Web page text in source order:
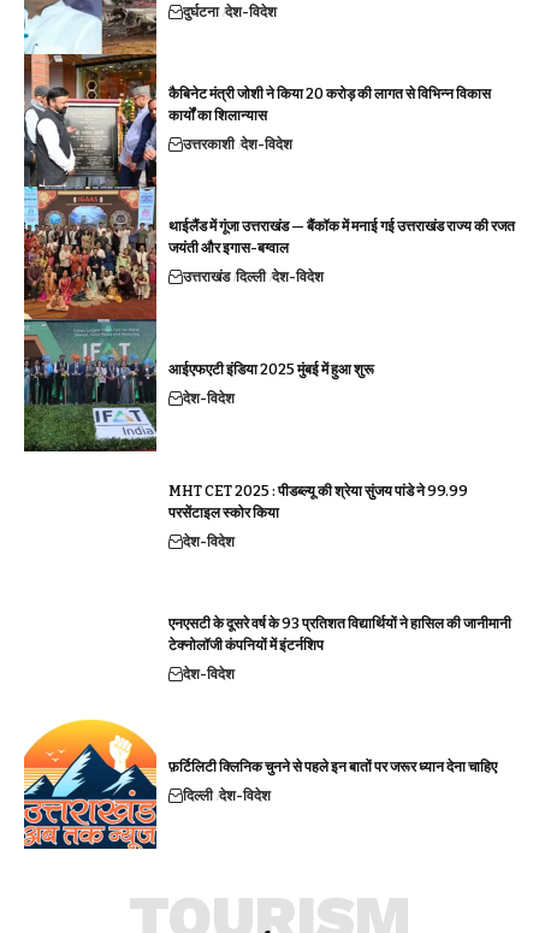
दुर्घटना देश-विदेश
कैबिनेट मंत्री जोशी ने किया 20 करोड़ की लागत से विभिन्न विकास
कार्यों का शिलान्यास
उत्तरकाशी देश-विदेश
थाईलैंड में गूंजा उत्तराखंड — बैंकॉक में मनाई गई उत्तराखंड राज्य की रजत
जयंती और इगास-बग्वाल
उत्तराखंड दिल्ली देश-विदेश
आईएफएटी इंडिया 2025 मुंबई में हुआ शुरू
देश-विदेश
MHT CET 2025 : पीडब्ल्यू की श्रेया सुंजय पांडे ने 99.99
परसेंटाइल स्कोर किया
देश-विदेश
एनएसटी के दूसरे वर्ष के 93 प्रतिशत विद्यार्थियों ने हासिल की जानीमानी
टेक्नोलॉजी कंपनियों में इंटर्नशिप
देश-विदेश
फ़र्टिलिटी क्लिनिक चुनने से पहले इन बातों पर जरूर ध्यान देना चाहिए
दिल्ली देश-विदेश
TOURISM